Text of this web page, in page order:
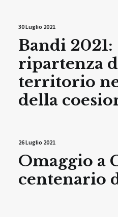
30 Luglio 2021
Bandi 2021:
ripartenza
territorio
della
26 Luglio 2021
Omaggio a
centenario